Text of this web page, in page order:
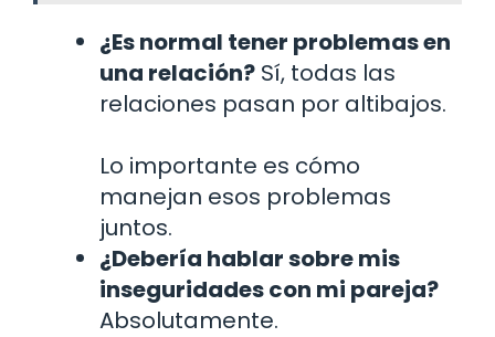
¿Es normal tener problemas en
una relación? Sí, todas las
relaciones pasan por altibajos.
Lo importante es cómo
manejan esos problemas
juntos.
¿Debería hablar sobre mis
inseguridades con mi pareja?
Absolutamente.